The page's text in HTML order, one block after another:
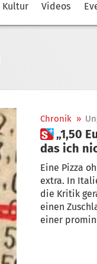
Kultur Videos
Chronik »
 „1,50 Euro für etwas zu zahlen,
das ich
traurig“
Eine Pizza
extra. In
die Kritik
einen
einer